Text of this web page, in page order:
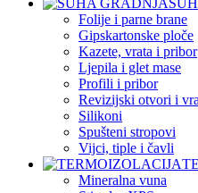
Folije i parne brane
Gipskartonske ploče
Kazete, vrata i pribor
Ljepila i glet mase
Profili i pribor
Revizijski otvori i
Silikoni
Spušteni stropovi
Vijci, tiple i čavli
Mineralna vuna